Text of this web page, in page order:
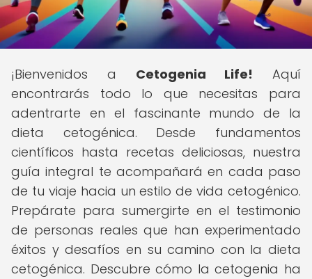
¡Bienvenidos a Cetogenia Life! Aquí
encontrarás todo lo que necesitas para
adentrarte en el fascinante mundo de la
dieta cetogénica. Desde fundamentos
científicos hasta recetas deliciosas, nuestra
guía integral te acompañará en cada paso
de tu viaje hacia un estilo de vida cetogénico.
Prepárate para sumergirte en el testimonio
de personas reales que han experimentado
éxitos y desafíos en su camino con la dieta
cetogénica. Descubre cómo la cetogenia ha